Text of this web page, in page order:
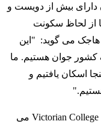
دارای بیش از دویست و
از لحاظ سکونت
می گوید: "این
کشور جوان هستیم. ما
اسکان یافتیم و
لیت مک فرسون استاد ارشد از Victorian College of the Arts می